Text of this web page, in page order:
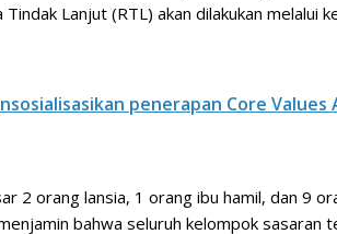
Lanjut (RTL) akan dilakukan melalui
penerapan Core Values
2 orang lansia, 1 orang ibu hamil, dan 9
bahwa seluruh kelompok sasaran